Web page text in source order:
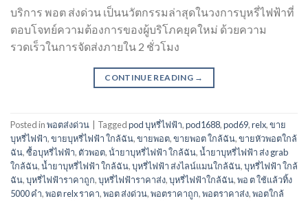
บริการ พอต ส่งด่วน เป็นนวัตกรรมล่าสุดในวงการบุหรี่ไฟฟ้าที่
ตอบโจทย์ความต้องการของผู้บริโภคยุคใหม่ ด้วยความ
รวดเร็วในการจัดส่งภายใน 2 ชั่วโมง
CONTINUE READING →
Posted inพอตส่งด่วน Taggedpod บุหรี่ไฟฟ้า,pod1688,pod69,relx,ขาย
บุหรี่ไฟฟ้า,ขายบุหรี่ไฟฟ้า ใกล้ฉัน,ขายพอต,ขายพอต ใกล้ฉัน,ขายหัวพอตใกล้
ฉัน,ซื้อบุหรี่ไฟฟ้า, ตัวพอต,น้ํายาบุหรี่ไฟฟ้า ใกล้ฉัน,น้ำยาบุหรี่ไฟฟ้า ส่ง grab
ใกล้ฉัน,น้ำยาบุหรี่ไฟฟ้า ใกล้ฉัน,บุหรี่ไฟฟ้า ส่งไลน์แมนใกล้ฉัน,บุหรี่ไฟฟ้า ใกล้
ฉัน,บุหรี่ไฟฟ้าราคาถูก,บุหรี่ไฟฟ้าราคาส่ง,บุหรี่ไฟฟ้าใกล้ฉัน,พอ ต ใช้แล้วทิ้ง
5000 คํา,พอต relx ราคา,พอต ส่งด่วน,พอตราคาถูก,พอตราคาส่ง,พอตใกล้